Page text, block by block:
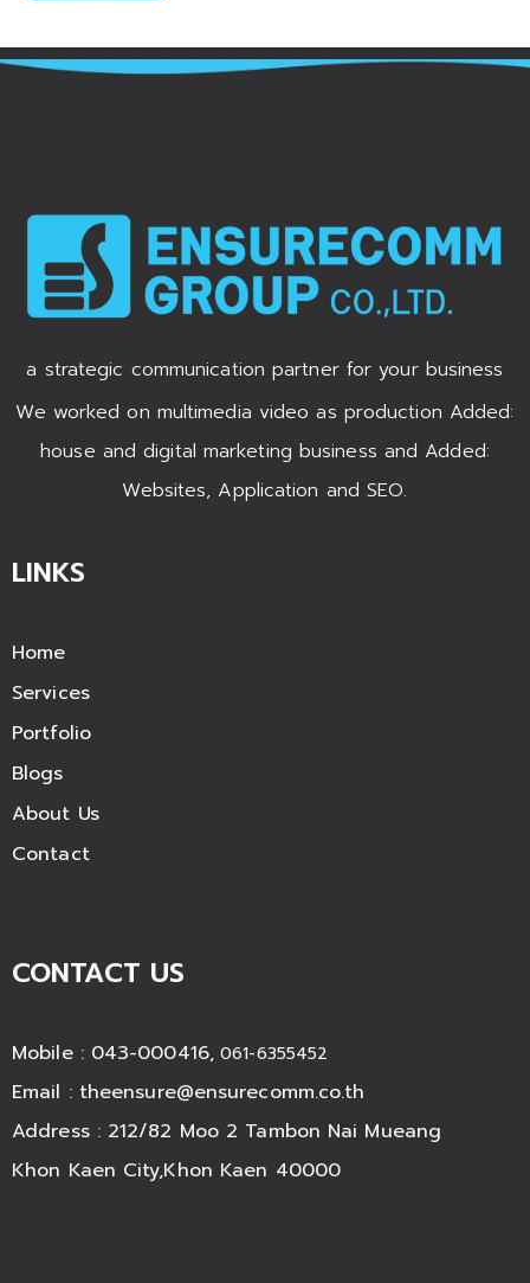
a strategic communication partner for your business
We worked on multimedia video as production Added:
house and digital marketing business and Added:
Websites, Application and SEO.
LINKS
Home
Services
Portfolio
Blogs
About Us
Contact
CONTACT US
Mobile : 043-000416, 061-6355452
Email : theensure@ensurecomm.co.th
Address : 212/82 Moo 2 Tambon Nai Mueang
Khon Kaen City,Khon Kaen 40000